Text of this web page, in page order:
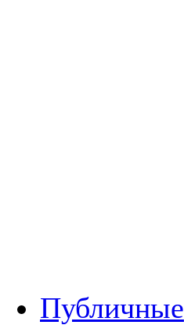
Публичные